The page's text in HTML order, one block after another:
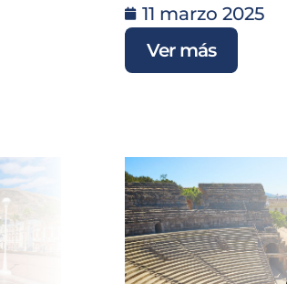
11 marzo 2025
Ver más